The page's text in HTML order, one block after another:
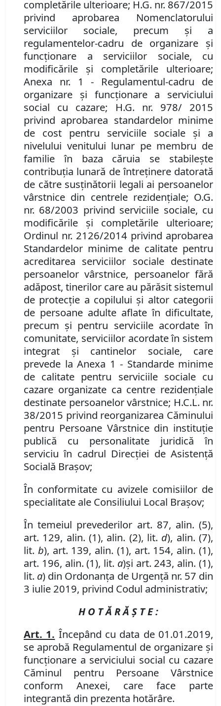
completările ulterioare; H.G. nr. 867/2015
privind aprobarea Nomenclatorului
serviciilor sociale, precum şi a
regulamentelor-cadru de organizare şi
funcţionare a serviciilor sociale, cu
modificările şi completările ulterioare;
Anexa nr. 1 - Regulamentul-cadru de
organizare şi funcţionare a serviciului
social cu cazare; H.G. nr. 978/ 2015
privind aprobarea standardelor minime
de cost pentru serviciile sociale şi a
nivelului venitului lunar pe membru de
familie în baza căruia se stabileşte
contribuţia lunară de întreţinere datorată
de către susţinătorii legali ai persoanelor
vârstnice din centrele rezidenţiale; O.G.
nr. 68/2003 privind serviciile sociale, cu
modificările şi completările ulterioare;
Ordinul nr. 2126/2014 privind aprobarea
Standardelor minime de calitate pentru
acreditarea serviciilor sociale destinate
persoanelor vârstnice, persoanelor fără
adăpost, tinerilor care au părăsit sistemul
de protecţie a copilului şi altor categorii
de persoane adulte aflate în dificultate,
precum şi pentru serviciile acordate în
comunitate, serviciilor acordate în sistem
integrat şi cantinelor sociale, care
prevede la Anexa 1 - Standarde minime
de calitate pentru serviciile sociale cu
cazare organizate ca centre rezidenţiale
destinate persoanelor vârstnice; H.C.L. nr.
38/2015 privind reorganizarea Căminului
pentru Persoane Vârstnice din instituţie
publică cu personalitate juridică în
serviciu în cadrul Direcţiei de Asistenţă
Socială Braşov;
În conformitate cu avizele comisiilor de
specialitate ale Consiliului Local Braşov;
În temeiul prevederilor art. 87, alin. (5),
art. 129, alin. (1), alin. (2), lit. d), alin. (7),
lit. b), art. 139, alin. (1), art. 154, alin. (1),
art. 196, alin. (1), lit. a)și art. 243, alin. (1),
lit. a) din Ordonanța de Urgență nr. 57 din
3 iulie 2019, privind Codul administrativ;
H O T Ă R Ă Ş T E :
Art. 1. Începând cu data de 01.01.2019,
se aprobă Regulamentul de organizare şi
funcţionare a serviciului social cu cazare
Căminul pentru Persoane Vârstnice
conform Anexei, care face parte
integrantă din prezenta hotărâre.